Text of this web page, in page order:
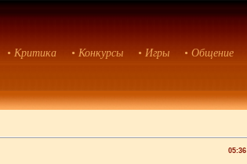
• Критика • Конкурсы • Игры • Общение
05:36